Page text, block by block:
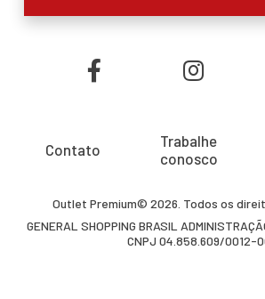
Contato
Trabalhe
conosco
Outlet Premium© 2026. Todos os
GENERAL SHOPPING BRASIL
CNPJ 04.858.609/0012-